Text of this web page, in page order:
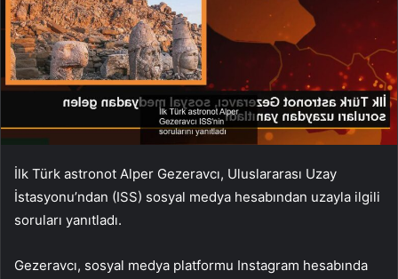
İlk Türk astronot Alper Gezeravcı, Uluslararası Uzay
İstasyonu’ndan (ISS) sosyal medya hesabından uzayla ilgili
soruları yanıtladı.
Gezeravcı, sosyal medya platformu Instagram hesabında